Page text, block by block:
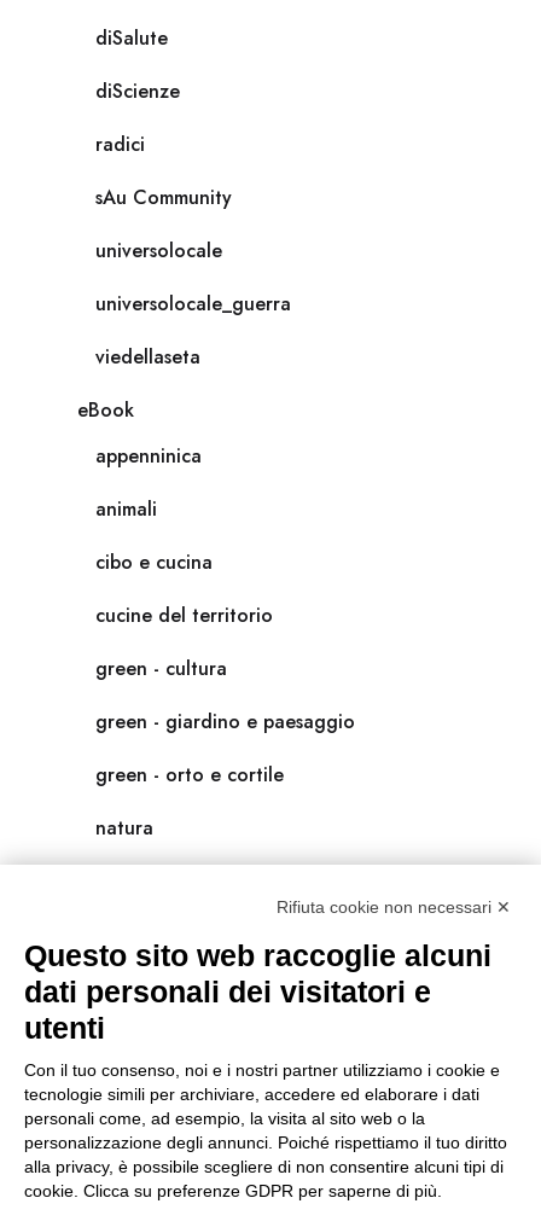
diSalute
diScienze
radici
sAu Community
universolocale
universolocale_guerra
viedellaseta
eBook
appenninica
animali
cibo e cucina
cucine del territorio
green - cultura
green - giardino e paesaggio
green - orto e cortile
natura
scienza
universolocale
viedellaseta
Rifiuta cookie non necessari ✕
Questo sito web raccoglie alcuni
dati personali dei visitatori e
utenti
Con il tuo consenso, noi e i nostri partner utilizziamo i cookie e
tecnologie simili per archiviare, accedere ed elaborare i dati
personali come, ad esempio, la visita al sito web o la
personalizzazione degli annunci. Poiché rispettiamo il tuo diritto
alla privacy, è possibile scegliere di non consentire alcuni tipi di
cookie. Clicca su preferenze GDPR per saperne di più.